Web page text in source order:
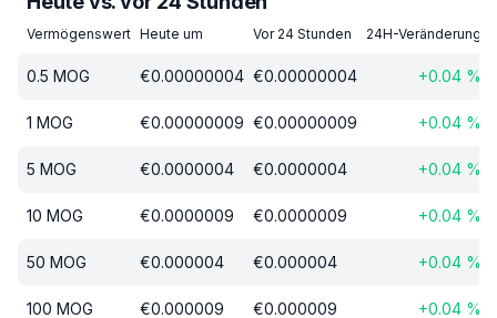
Vermögenswert Heute um Vor 24 Stunden 24H-Veränderung
0.5 MOG €0.00000004 €0.00000004 +0.04 %
1 MOG €0.00000009 €0.00000009 +0.04 %
5 MOG €0.0000004 €0.0000004 +0.04 %
10 MOG €0.0000009 €0.0000009 +0.04 %
50 MOG €0.000004 €0.000004 +0.04 %
100 MOG €0.000009 €0.000009 +0.04 %